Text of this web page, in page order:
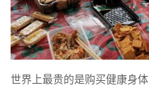
世界上最贵的是购买健康身体